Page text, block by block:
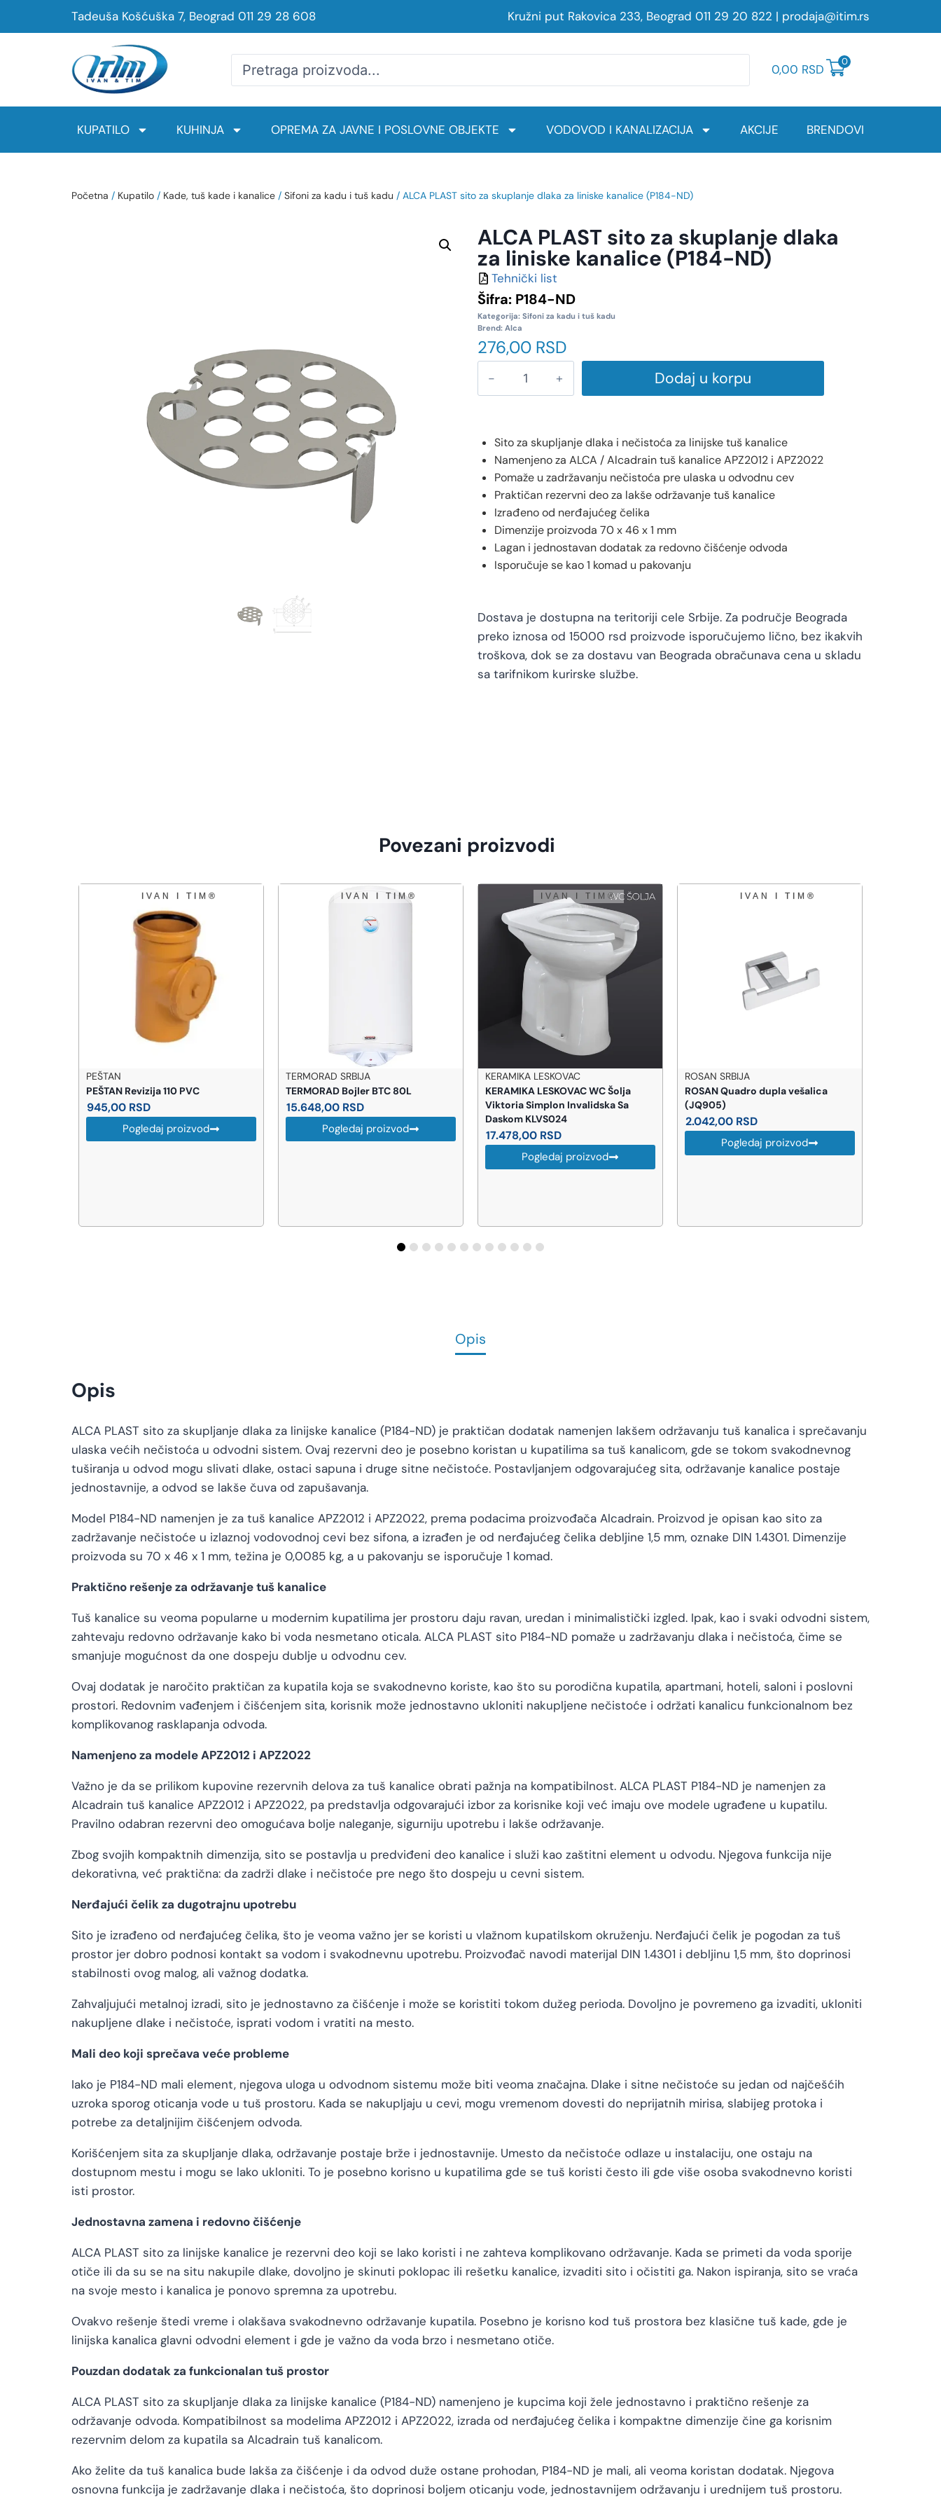
Tadeuša Košćuška 7, Beograd 011 29 28 608 Kružni put Rakovica 233, Beograd 011 29 20 822 | prodaja@itim.rs
0,00 RSD
0
KUPATILO KUHINJA OPREMA ZA JAVNE I POSLOVNE OBJEKTE VODOVOD I KANALIZACIJA AKCIJE BRENDOVI
Početna / Kupatilo / Kade, tuš kade i kanalice / Sifoni za kadu i tuš kadu / ALCA PLAST sito za skuplanje dlaka za liniske kanalice (P184-ND)
ALCA PLAST sito za skuplanje dlaka
za liniske kanalice (P184-ND)
Tehnički list
Šifra: P184-ND
Kategorija: Sifoni za kadu i tuš kadu
Brend: Alca
276,00 RSD
Dodaj u korpu
Sito za skupljanje dlaka i nečistoća za linijske tuš kanalice
Namenjeno za ALCA / Alcadrain tuš kanalice APZ2012 i APZ2022
Pomaže u zadržavanju nečistoća pre ulaska u odvodnu cev
Praktičan rezervni deo za lakše održavanje tuš kanalice
Izrađeno od nerđajućeg čelika
Dimenzije proizvoda 70 x 46 x 1 mm
Lagan i jednostavan dodatak za redovno čišćenje odvoda
Isporučuje se kao 1 komad u pakovanju
Dostava je dostupna na teritoriji cele Srbije. Za područje Beograda
preko iznosa od 15000 rsd proizvode isporučujemo lično, bez ikakvih
troškova, dok se za dostavu van Beograda obračunava cena u skladu
sa tarifnikom kurirske službe.
Povezani proizvodi
PEŠTAN
PEŠTAN Revizija 110 PVC
945,00 RSD
Pogledaj proizvod
TERMORAD SRBIJA
TERMORAD Bojler BTC 80L
15.648,00 RSD
Pogledaj proizvod
KERAMIKA LESKOVAC
KERAMIKA LESKOVAC WC Šolja
Viktoria Simplon Invalidska Sa
Daskom KLVS024
17.478,00 RSD
Pogledaj proizvod
ROSAN SRBIJA
ROSAN Quadro dupla vešalica
(JQ905)
2.042,00 RSD
Pogledaj proizvod
Opis
Opis
ALCA PLAST sito za skupljanje dlaka za linijske kanalice (P184-ND) je praktičan dodatak namenjen lakšem održavanju tuš kanalica i sprečavanju
ulaska većih nečistoća u odvodni sistem. Ovaj rezervni deo je posebno koristan u kupatilima sa tuš kanalicom, gde se tokom svakodnevnog
tuširanja u odvod mogu slivati dlake, ostaci sapuna i druge sitne nečistoće. Postavljanjem odgovarajućeg sita, održavanje kanalice postaje
jednostavnije, a odvod se lakše čuva od zapušavanja.
Model P184-ND namenjen je za tuš kanalice APZ2012 i APZ2022, prema podacima proizvođača Alcadrain. Proizvod je opisan kao sito za
zadržavanje nečistoće u izlaznoj vodovodnoj cevi bez sifona, a izrađen je od nerđajućeg čelika debljine 1,5 mm, oznake DIN 1.4301. Dimenzije
proizvoda su 70 x 46 x 1 mm, težina je 0,0085 kg, a u pakovanju se isporučuje 1 komad.
Praktično rešenje za održavanje tuš kanalice
Tuš kanalice su veoma popularne u modernim kupatilima jer prostoru daju ravan, uredan i minimalistički izgled. Ipak, kao i svaki odvodni sistem,
zahtevaju redovno održavanje kako bi voda nesmetano oticala. ALCA PLAST sito P184-ND pomaže u zadržavanju dlaka i nečistoća, čime se
smanjuje mogućnost da one dospeju dublje u odvodnu cev.
Ovaj dodatak je naročito praktičan za kupatila koja se svakodnevno koriste, kao što su porodična kupatila, apartmani, hoteli, saloni i poslovni
prostori. Redovnim vađenjem i čišćenjem sita, korisnik može jednostavno ukloniti nakupljene nečistoće i održati kanalicu funkcionalnom bez
komplikovanog rasklapanja odvoda.
Namenjeno za modele APZ2012 i APZ2022
Važno je da se prilikom kupovine rezervnih delova za tuš kanalice obrati pažnja na kompatibilnost. ALCA PLAST P184-ND je namenjen za
Alcadrain tuš kanalice APZ2012 i APZ2022, pa predstavlja odgovarajući izbor za korisnike koji već imaju ove modele ugrađene u kupatilu.
Pravilno odabran rezervni deo omogućava bolje naleganje, sigurniju upotrebu i lakše održavanje.
Zbog svojih kompaktnih dimenzija, sito se postavlja u predviđeni deo kanalice i služi kao zaštitni element u odvodu. Njegova funkcija nije
dekorativna, već praktična: da zadrži dlake i nečistoće pre nego što dospeju u cevni sistem.
Nerđajući čelik za dugotrajnu upotrebu
Sito je izrađeno od nerđajućeg čelika, što je veoma važno jer se koristi u vlažnom kupatilskom okruženju. Nerđajući čelik je pogodan za tuš
prostor jer dobro podnosi kontakt sa vodom i svakodnevnu upotrebu. Proizvođač navodi materijal DIN 1.4301 i debljinu 1,5 mm, što doprinosi
stabilnosti ovog malog, ali važnog dodatka.
Zahvaljujući metalnoj izradi, sito je jednostavno za čišćenje i može se koristiti tokom dužeg perioda. Dovoljno je povremeno ga izvaditi, ukloniti
nakupljene dlake i nečistoće, isprati vodom i vratiti na mesto.
Mali deo koji sprečava veće probleme
Iako je P184-ND mali element, njegova uloga u odvodnom sistemu može biti veoma značajna. Dlake i sitne nečistoće su jedan od najčešćih
uzroka sporog oticanja vode u tuš prostoru. Kada se nakupljaju u cevi, mogu vremenom dovesti do neprijatnih mirisa, slabijeg protoka i
potrebe za detaljnijim čišćenjem odvoda.
Korišćenjem sita za skupljanje dlaka, održavanje postaje brže i jednostavnije. Umesto da nečistoće odlaze u instalaciju, one ostaju na
dostupnom mestu i mogu se lako ukloniti. To je posebno korisno u kupatilima gde se tuš koristi često ili gde više osoba svakodnevno koristi
isti prostor.
Jednostavna zamena i redovno čišćenje
ALCA PLAST sito za linijske kanalice je rezervni deo koji se lako koristi i ne zahteva komplikovano održavanje. Kada se primeti da voda sporije
otiče ili da su se na situ nakupile dlake, dovoljno je skinuti poklopac ili rešetku kanalice, izvaditi sito i očistiti ga. Nakon ispiranja, sito se vraća
na svoje mesto i kanalica je ponovo spremna za upotrebu.
Ovakvo rešenje štedi vreme i olakšava svakodnevno održavanje kupatila. Posebno je korisno kod tuš prostora bez klasične tuš kade, gde je
linijska kanalica glavni odvodni element i gde je važno da voda brzo i nesmetano otiče.
Pouzdan dodatak za funkcionalan tuš prostor
ALCA PLAST sito za skupljanje dlaka za linijske kanalice (P184-ND) namenjeno je kupcima koji žele jednostavno i praktično rešenje za
održavanje odvoda. Kompatibilnost sa modelima APZ2012 i APZ2022, izrada od nerđajućeg čelika i kompaktne dimenzije čine ga korisnim
rezervnim delom za kupatila sa Alcadrain tuš kanalicom.
Ako želite da tuš kanalica bude lakša za čišćenje i da odvod duže ostane prohodan, P184-ND je mali, ali veoma koristan dodatak. Njegova
osnovna funkcija je zadržavanje dlaka i nečistoća, što doprinosi boljem oticanju vode, jednostavnijem održavanju i urednijem tuš prostoru.